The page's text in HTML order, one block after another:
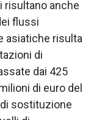
risultano anche
flussi
asiatiche risulta
di
dai 425
di euro del
sostituzione